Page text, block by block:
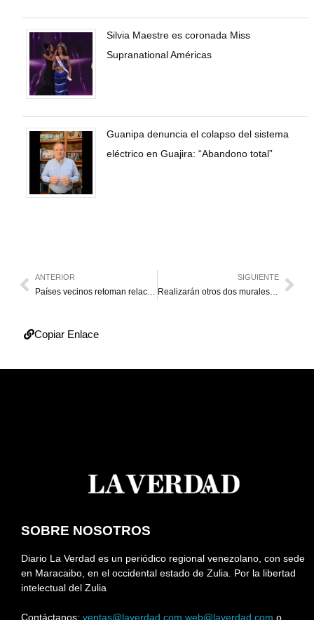
Silvia Maestre es coronada Miss
Supranational Américas
Guanipa denuncia el colapso del sistema
eléctrico en Guajira: “Abandono total”
ANTERIOR
Países vecinos retoman relaciones con Maduro “con cautela”
SIGUIENTE
Realizarán otros dos murales de tapas plásticas en el Zulia
Copiar Enlace
SOBRE NOSOTROS
Diario La Verdad es un periódico regional venezolano, con sede
en Maracaibo, en el occidental estado de Zulia. Por la libertad
intelectual del Zulia
Contáctanos: ventas@laverdad.com web@laverdad.com o